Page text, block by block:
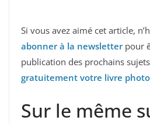
Si vous avez aimé cet article,
abonner à la newsletterpour
publication des prochains
gratuitement votre livre photo
Sur le même